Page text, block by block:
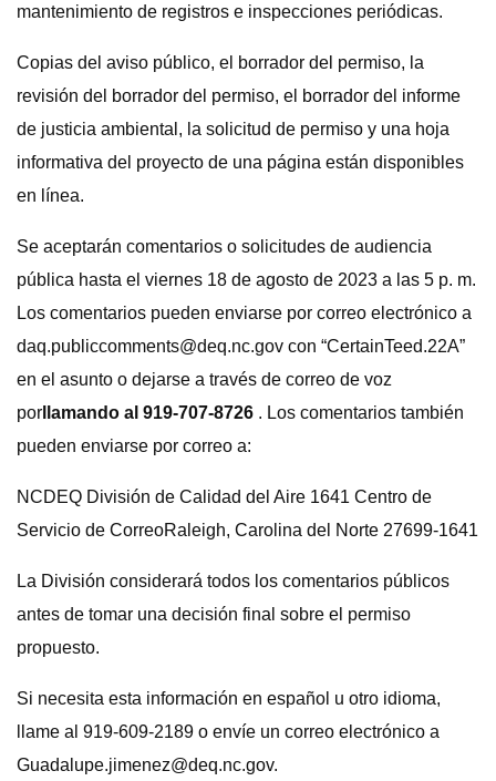
mantenimiento de registros e inspecciones periódicas.
Copias del aviso público, el borrador del permiso, la
revisión del borrador del permiso, el borrador del informe
de justicia ambiental, la solicitud de permiso y una hoja
informativa del proyecto de una página están disponibles
en línea.
Se aceptarán comentarios o solicitudes de audiencia
pública hasta el viernes 18 de agosto de 2023 a las 5 p. m.
Los comentarios pueden enviarse por correo electrónico a
daq.publiccomments@deq.nc.gov con “CertainTeed.22A”
en el asunto o dejarse a través de correo de voz
por llamando al 919-707-8726 . Los comentarios también
pueden enviarse por correo a:
NCDEQ División de Calidad del Aire 1641 Centro de
Servicio de CorreoRaleigh, Carolina del Norte 27699-1641
La División considerará todos los comentarios públicos
antes de tomar una decisión final sobre el permiso
propuesto.
Si necesita esta información en español u otro idioma,
llame al 919-609-2189 o envíe un correo electrónico a
Guadalupe.jimenez@deq.nc.gov.